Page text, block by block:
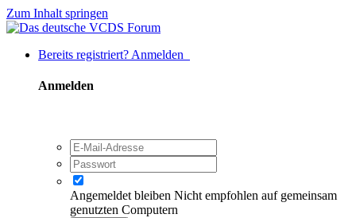
Zum Inhalt springen
Bereits registriert? Anmelden
Anmelden
Angemeldet bleiben Nicht empfohlen auf gemeinsam
genutzten Computern